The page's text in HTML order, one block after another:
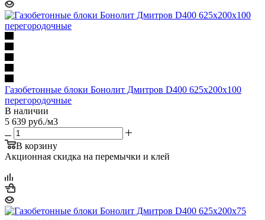
Газобетонные блоки Бонолит Дмитров D400 625х200х100
перегородочные
В наличии
5 639 руб./м3
В корзину
Акционная скидка на перемычки и клей